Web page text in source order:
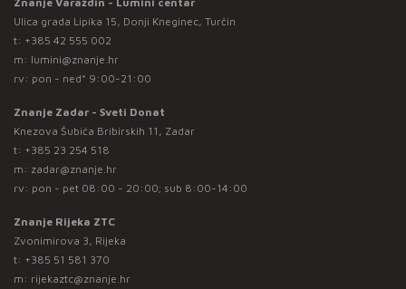
Ulica grada Lipika 15, Donji Kneginec, Turčin
t: +385 42 555 002
m: lumini@znanje.hr
rv: pon - ned* 9:00-21:00
Znanje Zadar - Sveti Donat
Knezova Šubića Bribirskih 11, Zadar
t: +385 23 254 518
m: zadar@znanje.hr
rv: pon - pet 08:00 - 20:00; sub 8:00-14:00
Znanje Rijeka ZTC
Zvonimirova 3, Rijeka
t: +385 51 581 370
m: rijekaztc@znanje.hr